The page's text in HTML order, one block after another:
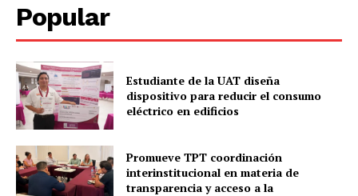
Popular
Estudiante de la UAT diseña
dispositivo para reducir el consumo
eléctrico en edificios
Promueve TPT coordinación
interinstitucional en materia de
transparencia y acceso a la